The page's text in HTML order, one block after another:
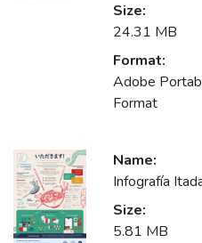
Size:
24.31 MB
Format:
Adobe
Format
Name:
Infografía
Size:
5.81 MB